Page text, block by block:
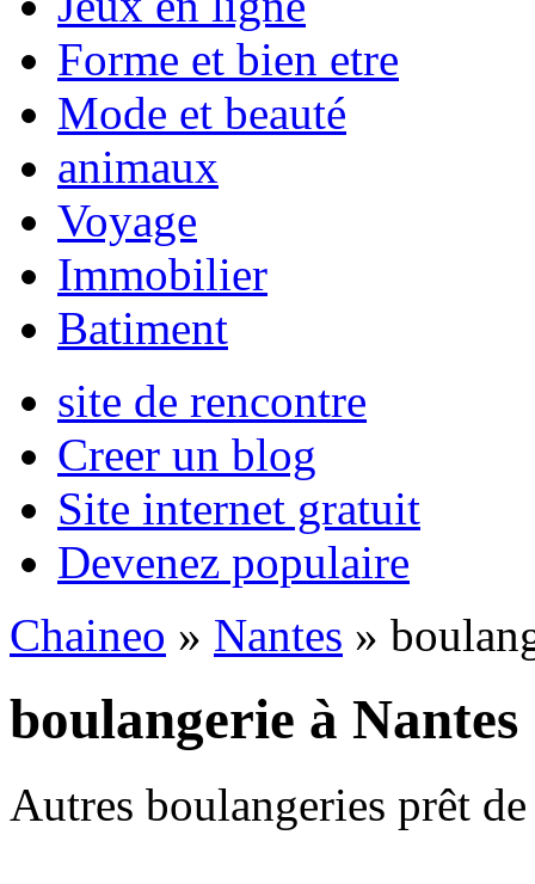
Forme et bien etre
Mode et beauté
animaux
Voyage
Immobilier
Batiment
site de rencontre
Creer un blog
Site internet gratuit
Devenez populaire
Chaineo » Nantes »
boulangerie à Nantes
Autres boulangeries prêt